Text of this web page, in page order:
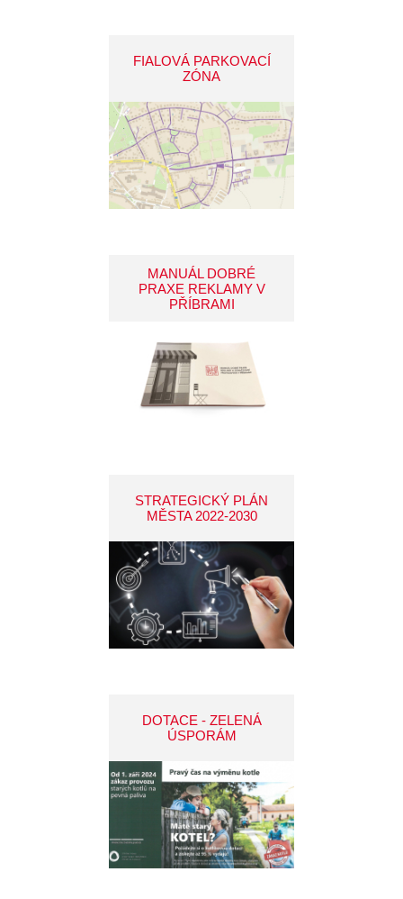
FIALOVÁ PARKOVACÍ
ZÓNA
MANUÁL DOBRÉ
PRAXE REKLAMY V
PŘÍBRAMI
STRATEGICKÝ PLÁN
MĚSTA 2022-2030
DOTACE - ZELENÁ
ÚSPORÁM